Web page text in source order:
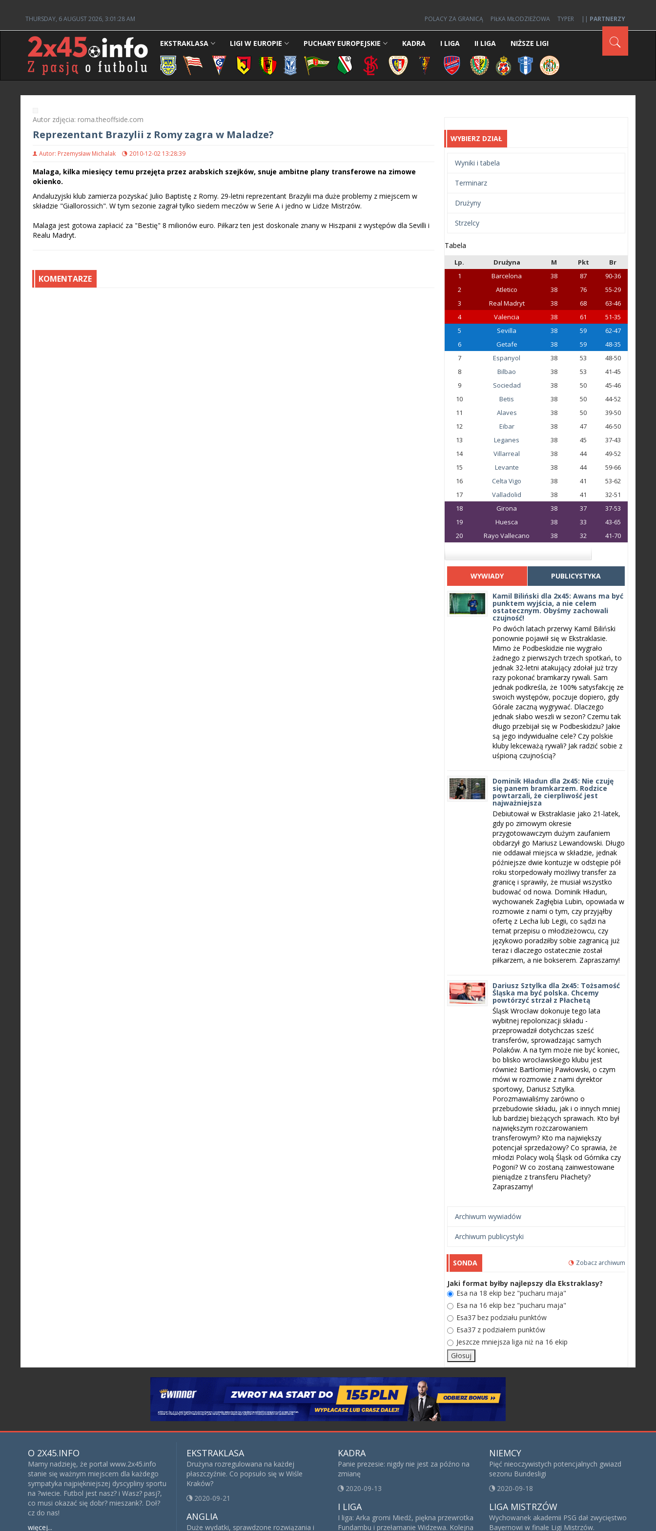
THURSDAY, 6 AUGUST 2026, 3:01:29 AM POLACY ZA GRANICĄ PIŁKA MŁODZIEŻOWA TYPER || PARTNERZY
EKSTRAKLASA LIGI W EUROPIE PUCHARY EUROPEJSKIE KADRA I LIGA II LIGA NIŻSZE LIGI
Autor zdjęcia: roma.theoffside.com
Reprezentant Brazylii z Romy zagra w Maladze?
Autor: Przemysław Michalak 2010-12-02 13:28:39
Malaga, kilka miesięcy temu przejęta przez arabskich szejków, snuje ambitne plany transferowe na zimowe
okienko.
Andaluzyjski klub zamierza pozyskać Julio Baptistę z Romy. 29-letni reprezentant Brazylii ma duże problemy z miejscem w
składzie "Giallorossich". W tym sezonie zagrał tylko siedem meczów w Serie A i jedno w Lidze Mistrzów.
Malaga jest gotowa zapłacić za "Bestię" 8 milionów euro. Piłkarz ten jest doskonale znany w Hiszpanii z występów dla Sevilli i
Realu Madryt.
KOMENTARZE
WYBIERZ DZIAŁ
Wyniki i tabela
Terminarz
Drużyny
Strzelcy
Tabela
Lp. Drużyna M Pkt
Br
1
Barcelona 38 87
90-36
2
Atletico 38 76
55-29
3
Real Madryt 38 68
63-46
4
Valencia 38 61
51-35
5
Sevilla 38 59
62-47
6
Getafe 38 59
48-35
7
Espanyol 38 53
48-50
8
Bilbao 38 53
41-45
9
Sociedad 38 50
45-46
10
Betis 38 50
44-52
11
Alaves 38 50
39-50
12
Eibar 38 47
46-50
13
Leganes 38 45
37-43
14
Villarreal 38 44
49-52
15
Levante 38 44
59-66
16
Celta Vigo 38 41
53-62
17
Valladolid 38 41
32-51
18
Girona 38 37
37-53
19
Huesca 38 33
43-65
20
Rayo Vallecano 38 32 41-70
WYWIADY PUBLICYSTYKA
Kamil Biliński dla 2x45: Awans ma być
punktem wyjścia, a nie celem
ostatecznym. Obyśmy zachowali
czujność!
Po dwóch latach przerwy Kamil Biliński
ponownie pojawił się w Ekstraklasie.
Mimo że Podbeskidzie nie wygrało
żadnego z pierwszych trzech spotkań, to
jednak 32-letni atakujący zdołał już trzy
razy pokonać bramkarzy rywali. Sam
jednak podkreśla, że 100% satysfakcję ze
swoich występów, poczuje dopiero, gdy
Górale zaczną wygrywać. Dlaczego
jednak słabo weszli w sezon? Czemu tak
długo przebijał się w Podbeskidziu? Jakie
są jego indywidualne cele? Czy polskie
kluby lekceważą rywali? Jak radzić sobie z
uśpioną czujnością?
Dominik Hładun dla 2x45: Nie czuję
się panem bramkarzem. Rodzice
powtarzali, że cierpliwość jest
najważniejsza
Debiutował w Ekstraklasie jako 21-latek,
gdy po zimowym okresie
przygotowawczym dużym zaufaniem
obdarzył go Mariusz Lewandowski. Długo
nie oddawał miejsca w składzie, jednak
późniejsze dwie kontuzje w odstępie pół
roku storpedowały możliwy transfer za
granicę i sprawiły, że musiał wszystko
budować od nowa. Dominik Hładun,
wychowanek Zagłębia Lubin, opowiada w
rozmowie z nami o tym, czy przyjąłby
ofertę z Lecha lub Legii, co sądzi na
temat przepisu o młodzieżowcu, czy
językowo poradziłby sobie zagranicą już
teraz i dlaczego ostatecznie został
piłkarzem, a nie bokserem. Zapraszamy!
Dariusz Sztylka dla 2x45: Tożsamość
Śląska ma być polska. Chcemy
powtórzyć strzał z Płachetą
Śląsk Wrocław dokonuje tego lata
wybitnej repolonizacji składu -
przeprowadził dotychczas sześć
transferów, sprowadzając samych
Polaków. A na tym może nie być koniec,
bo blisko wrocławskiego klubu jest
również Bartłomiej Pawłowski, o czym
mówi w rozmowie z nami dyrektor
sportowy, Dariusz Sztylka.
Porozmawialiśmy zarówno o
przebudowie składu, jak i o innych mniej
lub bardziej bieżących sprawach. Kto był
największym rozczarowaniem
transferowym? Kto ma największy
potencjał sprzedażowy? Co sprawia, że
młodzi Polacy wolą Śląsk od Górnika czy
Pogoni? W co zostaną zainwestowane
pieniądze z transferu Płachety?
Zapraszamy!
Archiwum wywiadów
Archiwum publicystyki
SONDA Zobacz archiwum
Jaki format byłby najlepszy dla Ekstraklasy?
Esa na 18 ekip bez "pucharu maja"
Esa na 16 ekip bez "pucharu maja"
Esa37 bez podziału punktów
Esa37 z podziałem punktów
Jeszcze mniejsza liga niż na 16 ekip
O 2X45.INFO
Mamy nadzieję, że portal www.2x45.info
stanie się ważnym miejscem dla każdego
sympatyka najpiękniejszej dyscypliny sportu
na ?wiecie. Futbol jest nasz? i Wasz? pasj?,
co musi okazać się dobr? mieszank?. Doł?
cz do nas!
więcej...
EKSTRAKLASA
Drużyna rozregulowana na każdej
płaszczyźnie. Co popsuło się w Wiśle
Kraków?
2020-09-21
ANGLIA
Duże wydatki, sprawdzone rozwiązania i
KADRA
Panie prezesie: nigdy nie jest za późno na
zmianę
2020-09-13
I LIGA
I liga: Arka gromi Miedź, piękna przewrotka
Fundambu i przełamanie Widzewa. Kolejna
NIEMCY
Pięć nieoczywistych potencjalnych gwiazd
sezonu Bundesligi
2020-09-18
LIGA MISTRZÓW
Wychowanek akademii PSG dał zwycięstwo
Bayernowi w finale Ligi Mistrzów.